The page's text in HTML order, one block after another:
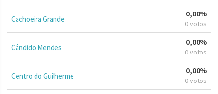
Cachoeira Grande
0,00%
0 votos
Cândido Mendes
0,00%
0 votos
Centro do Guilherme
0,00%
0 votos